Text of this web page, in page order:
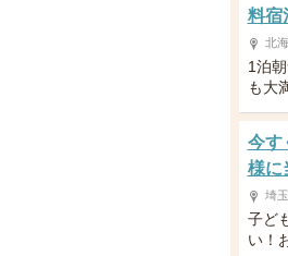
料宿
北
1泊
も大
今す
様に
埼
子ど
い！